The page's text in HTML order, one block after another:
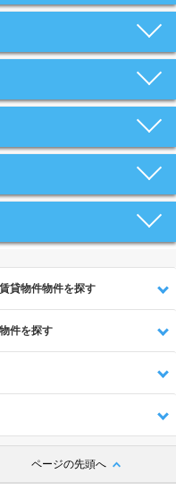
貸物件物件を探す
件を探す
ページの先頭へ